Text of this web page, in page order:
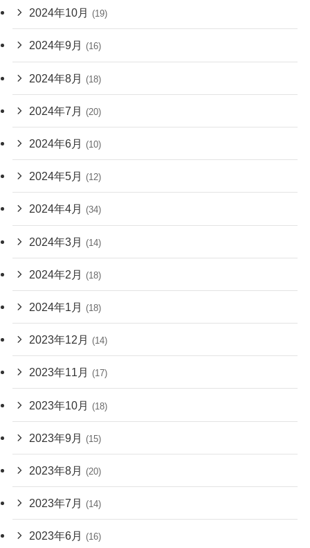
2024年10月 (19)
2024年9月 (16)
2024年8月 (18)
2024年7月 (20)
2024年6月 (10)
2024年5月 (12)
2024年4月 (34)
2024年3月 (14)
2024年2月 (18)
2024年1月 (18)
2023年12月 (14)
2023年11月 (17)
2023年10月 (18)
2023年9月 (15)
2023年8月 (20)
2023年7月 (14)
2023年6月 (16)